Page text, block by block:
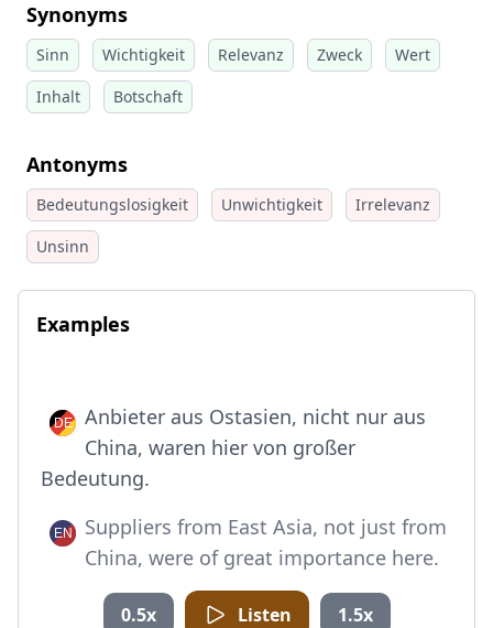
Synonyms
Sinn Wichtigkeit Relevanz Zweck
Wert
Inhalt
Botschaft
Antonyms
Bedeutungslosigkeit Unwichtigkeit
Irrelevanz
Unsinn
Examples
Anbieter aus Ostasien, nicht nur aus
China, waren hier von großer
Bedeutung.
Suppliers from East Asia, not just from
China, were of great importance here.
0.5x Listen 1.5x